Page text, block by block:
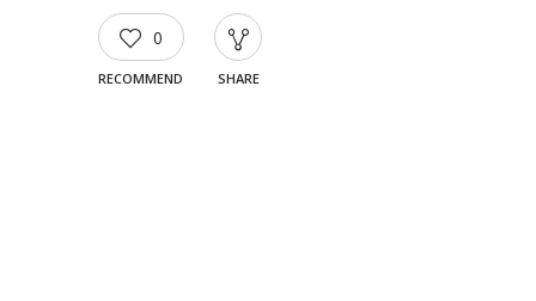
0
RECOMMEND SHARE